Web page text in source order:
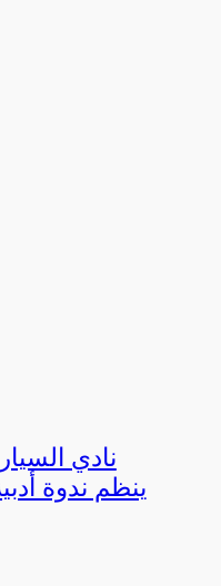
نادي
ينظم ندوة